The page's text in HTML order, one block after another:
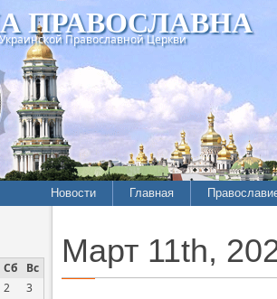
ПРАВОСЛАВНА
Православной Церкви
Новости Главная
Сб Вс
2
3
Март 11th,